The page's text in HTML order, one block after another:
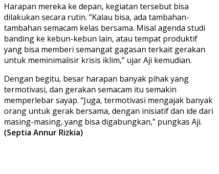
Harapan mereka ke depan, kegiatan tersebut bisa
dilakukan secara rutin. “Kalau bisa, ada tambahan-
tambahan semacam kelas bersama. Misal agenda studi
banding ke kebun-kebun lain, atau tempat produktif
yang bisa memberi semangat gagasan terkait gerakan
untuk meminimalisir krisis iklim,” ujar Aji kemudian.
Dengan begitu, besar harapan banyak pihak yang
termotivasi, dan gerakan semacam itu semakin
memperlebar sayap. “Juga, termotivasi mengajak banyak
orang untuk gerak bersama, dengan inisiatif dan ide dari
masing-masing, yang bisa digabungkan,” pungkas Aji.
(Septia Annur Rizkia)